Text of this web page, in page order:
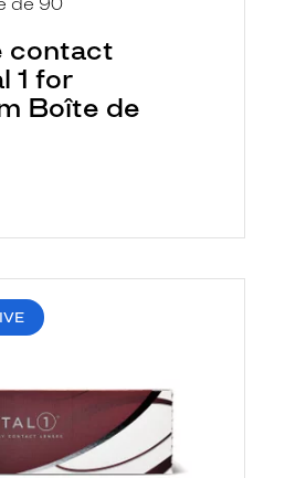
contact
1 for
Boîte de